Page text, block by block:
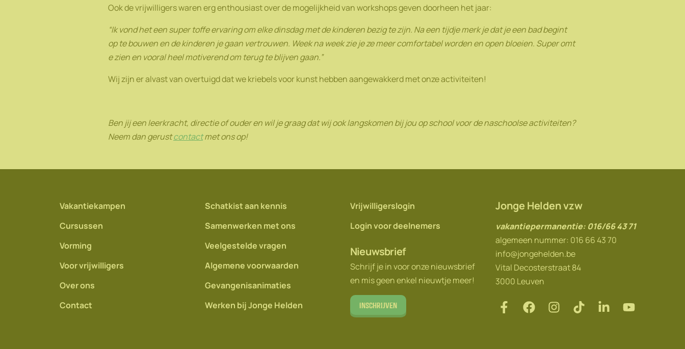
Ook de vrijwilligers waren erg enthousiast over de mogelijkheid van workshops geven doorheen het jaar:
“Ik vond het een super toffe ervaring om elke dinsdag met de kinderen bezig te zijn. Na een tijdje merk je dat je een bad begint
op te bouwen en de kinderen je gaan vertrouwen. Week na week zie je ze meer comfortabel worden en open bloeien. Super omt
e zien en vooral heel motiverend om terug te blijven gaan.”
Wij zijn er alvast van overtuigd dat we kriebels voor kunst hebben aangewakkerd met onze activiteiten!
Ben jij een leerkracht, directie of ouder en wil je graag dat wij ook langskomen bij jou op school voor de naschoolse activiteiten?
Neem dan gerustcontactmet ons op!
Vakantiekampen
Cursussen
Vorming
Voor vrijwilligers
Over ons
Contact
Schatkist aan kennis
Samenwerken met ons
Veelgestelde vragen
Algemene voorwaarden
Gevangenisanimaties
Werken bij Jonge Helden
Vrijwilligerslogin
Login voor deelnemers
Nieuwsbrief
Schrijf je in voor onze nieuwsbrief
en mis geen enkel nieuwtje meer!
Inschrijven
Jonge Helden vzw
vakantiepermanentie: 016/66 43 71
algemeen nummer: 016 66 43 70
info@jongehelden.be
Vital Decosterstraat 84
3000 Leuven